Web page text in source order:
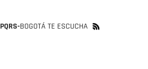
PQRS-BOGOTÁ TE ESCUCHA